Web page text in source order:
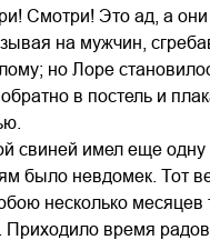
Смотри! Это ад, а
на мужчин,
но Лоре
в постель и
свиней имел еще одну
было невдомек. Тот
несколько месяцев
Приходило время